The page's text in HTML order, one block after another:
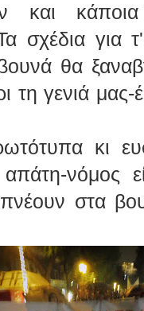
και κάποια
σχέδια για
θα
τη γενιά μας-
κι
νόμος
στα